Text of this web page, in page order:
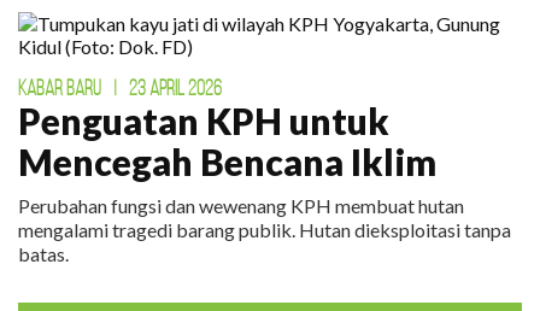
KABAR BARU 23 APRIL 2026
Penguatan KPH untuk
Mencegah Bencana Iklim
Perubahan fungsi dan wewenang KPH membuat hutan
mengalami tragedi barang publik. Hutan dieksploitasi tanpa
batas.